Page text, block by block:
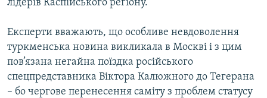
лідерів Каспійського реґіону.
Експерти вважають, що особливе невдоволення
туркменська новина викликала в Москві і з цим
пов’язана негайна поїздка російського
спецпредставника Віктора Калюжного до Тегерана
– бо чергове перенесення саміту з проблем статусу